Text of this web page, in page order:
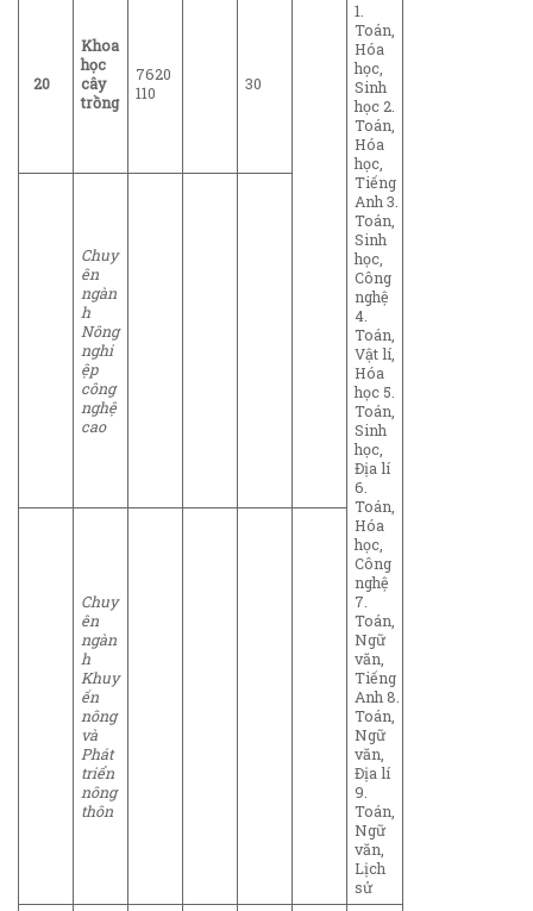
20
Khoa
học
cây
trồng
7620
110
30
1.
Toán,
Hóa
học,
Sinh
học 2.
Toán,
Hóa
học,
Tiếng
Anh 3.
Toán,
Sinh
học,
Công
nghệ
4.
Toán,
Vật lí,
Hóa
học 5.
Toán,
Sinh
học,
Địa lí
6.
Toán,
Hóa
học,
Công
nghệ
7.
Toán,
Ngữ
văn,
Tiếng
Anh 8.
Toán,
Ngữ
văn,
Địa lí
9.
Toán,
Ngữ
văn,
Lịch
sử
Chuy
ên
ngàn
h
Nông
nghi
ệp
công
nghệ
cao
Chuy
ên
ngàn
h
Khuy
ến
nông
và
Phát
triển
nông
thôn